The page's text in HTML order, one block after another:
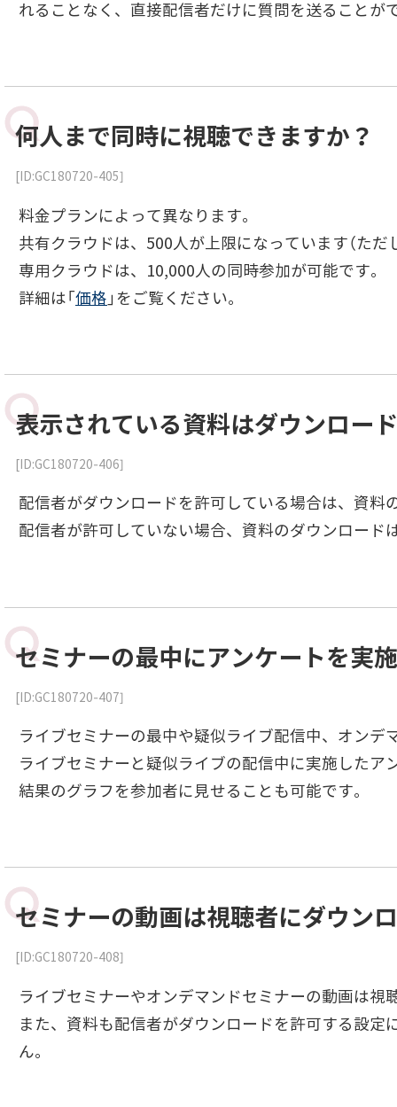
れることなく、直接配信者だけに質問を送ることが
何人まで同時に視聴できますか？
[ID:GC180720-405]
料金プランによって異なります。
共有クラウドは、500人が上限になっています（た
専用クラウドは、10,000人の同時参加が可能です。
詳細は「価格 」をご覧ください。
表示されている資料はダウンロー
[ID:GC180720-406]
配信者がダウンロードを許可している場合は、資料
配信者が許可していない場合、資料のダウンロード
セミナーの最中にアンケートを実
[ID:GC180720-407]
ライブセミナーの最中や疑似ライブ配信中、オン
ライブセミナーと疑似ライブの配信中に実施した
結果のグラフを参加者に見せることも可能です。
セミナーの動画は視聴者にダウン
[ID:GC180720-408]
ライブセミナーやオンデマンドセミナーの動画は
また、資料も配信者がダウンロードを許可する設
ん。